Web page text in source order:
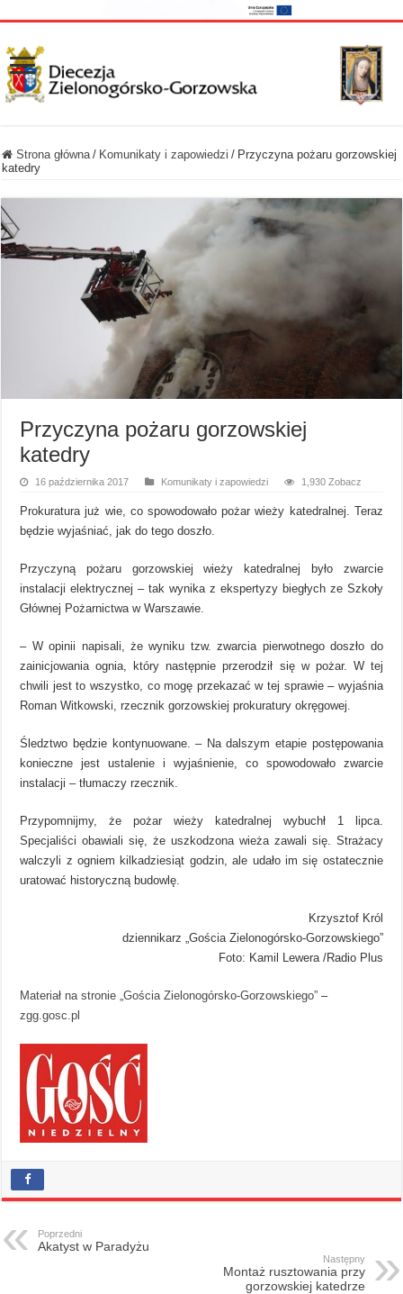
Strona główna / Komunikaty i zapowiedzi / Przyczyna pożaru gorzowskiej
katedry
Przyczyna pożaru gorzowskiej
katedry
16 października 2017 Komunikaty i zapowiedzi 1,930 Zobacz
Prokuratura już wie, co spowodowało pożar wieży katedralnej. Teraz
będzie wyjaśniać, jak do tego doszło.
Przyczyną pożaru gorzowskiej wieży katedralnej było zwarcie
instalacji elektrycznej – tak wynika z ekspertyzy biegłych ze Szkoły
Głównej Pożarnictwa w Warszawie.
– W opinii napisali, że wyniku tzw. zwarcia pierwotnego doszło do
zainicjowania ognia, który następnie przerodził się w pożar. W tej
chwili jest to wszystko, co mogę przekazać w tej sprawie – wyjaśnia
Roman Witkowski, rzecznik gorzowskiej prokuratury okręgowej.
Śledztwo będzie kontynuowane. – Na dalszym etapie postępowania
konieczne jest ustalenie i wyjaśnienie, co spowodowało zwarcie
instalacji – tłumaczy rzecznik.
Przypomnijmy, że pożar wieży katedralnej wybuchł 1 lipca.
Specjaliści obawiali się, że uszkodzona wieża zawali się. Strażacy
walczyli z ogniem kilkadziesiąt godzin, ale udało im się ostatecznie
uratować historyczną budowlę.
Krzysztof Król
dziennikarz „Gościa Zielonogórsko-Gorzowskiego”
Foto: Kamil Lewera /Radio Plus
Materiał na stronie „Gościa Zielonogórsko-Gorzowskiego” –
zgg.gosc.pl
Poprzedni
Akatyst w Paradyżu
Następny
Montaż rusztowania przy
gorzowskiej katedrze